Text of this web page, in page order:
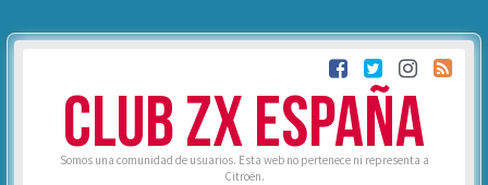
CLUB ZX ESPAÑA
Somos una comunidad de usuarios. Esta web no pertenece ni representa a
Citroën.